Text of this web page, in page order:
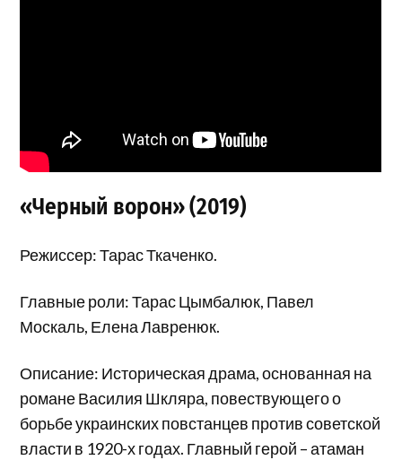
«Черный ворон» (2019)
Режиссер: Тарас Ткаченко.
Главные роли: Тарас Цымбалюк, Павел
Москаль, Елена Лавренюк.
Описание: Историческая драма, основанная на
романе Василия Шкляра, повествующего о
борьбе украинских повстанцев против советской
власти в 1920-х годах. Главный герой – атаман